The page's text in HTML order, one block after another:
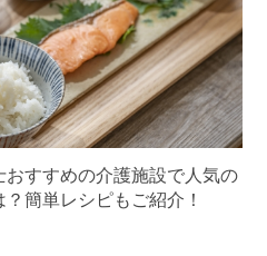
おすすめの介護施設で人気の
簡単レシピもご紹介！